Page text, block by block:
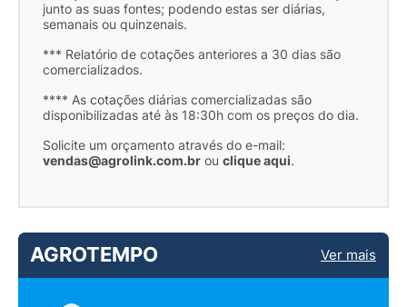
junto as suas fontes; podendo estas ser diárias,
semanais ou quinzenais.
*** Relatório de cotações anteriores a 30 dias são
comercializados.
**** As cotações diárias comercializadas são
disponibilizadas até às 18:30h com os preços do dia.
Solicite um orçamento através do e-mail:
vendas@agrolink.com.br ou clique aqui.
AGROTEMPO Ver mais